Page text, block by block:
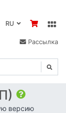
Рассылка
версию